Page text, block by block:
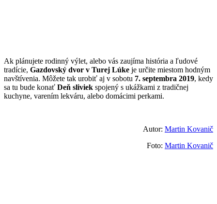
Ak plánujete rodinný výlet, alebo vás zaujíma história a ľudové
tradície, Gazdovský dvor v Turej Lúke je určite miestom hodným
navštívenia. Môžete tak urobiť aj v sobotu 7. septembra 2019, kedy
sa tu bude konať Deň sliviek spojený s ukážkami z tradičnej
kuchyne, varením lekváru, alebo domácimi perkami.
Autor: Martin Kovanič
Foto: Martin Kovanič